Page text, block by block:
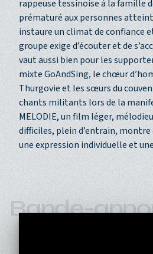
rappeuse tessinoise à la famille
prématuré aux personnes
instaure un climat de confiance
groupe exige d’écouter et de
vaut aussi bien pour les
mixte GoAndSing, le chœur
Thurgovie et les sœurs du
chants militants lors de la
MELODIE, un film léger,
difficiles, plein d’entrain, montre
une expression individuelle et
Bande-